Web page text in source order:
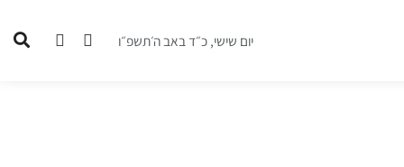
יום שישי, כ״ד באב ה׳תשפ״ו